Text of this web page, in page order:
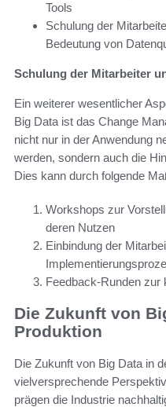
Tools
Schulung der
Bedeutung von
Schulung der Mitarbeiter
Ein weiterer wesentlicher
Big Data ist das Change
nicht nur in der Anwendung
werden, sondern auch die
Dies kann durch folgende
Workshops zur
deren Nutzen
Einbindung der
Feedback-Runden zur
Die Zukunft von
Produktion
Die Zukunft von Big Data in
vielversprechende
prägen die Industrie